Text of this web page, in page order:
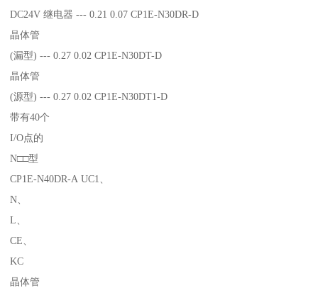
DC24V 继电器 --- 0.21 0.07 CP1E-N30DR-D
晶体管
(漏型) --- 0.27 0.02 CP1E-N30DT-D
晶体管
(源型) --- 0.27 0.02 CP1E-N30DT1-D
带有40个
I/O点的
N□□型
CP1E-N40DR-A UC1、
N、
L、
CE、
KC
晶体管